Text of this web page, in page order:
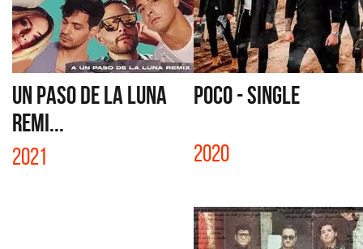
UN PASO DE LA LUNA
REMI...
2021
POCO - SINGLE
2020